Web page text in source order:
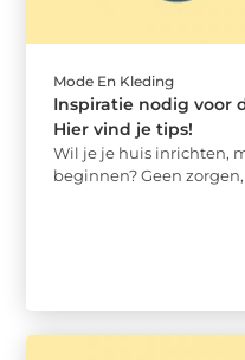
Mode En Kleding
Inspiratie nodig voor
Hier vind je tips!
Wil je je huis inrichten,
beginnen? Geen